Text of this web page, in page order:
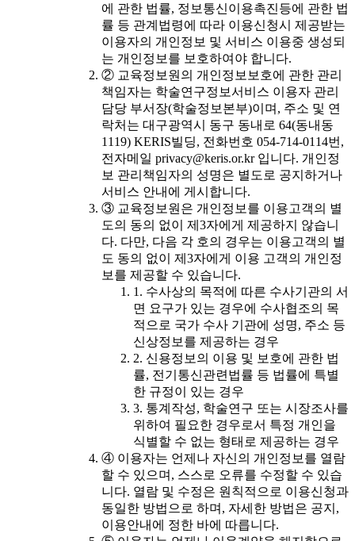
에 관한 법률, 정보통신이용촉진등에 관한 법
률 등 관계법령에 따라 이용신청시 제공받는
이용자의 개인정보 및 서비스 이용중 생성되
는 개인정보를 보호하여야 합니다.
② 교육정보원의 개인정보보호에 관한 관리
책임자는 학술연구정보서비스 이용자 관리
담당 부서장(학술정보본부)이며, 주소 및 연
락처는 대구광역시 동구 동내로 64(동내동
1119) KERIS빌딩, 전화번호 054-714-0114번,
전자메일 privacy@keris.or.kr 입니다. 개인정
보 관리책임자의 성명은 별도로 공지하거나
서비스 안내에 게시합니다.
③ 교육정보원은 개인정보를 이용고객의 별
도의 동의 없이 제3자에게 제공하지 않습니
다. 다만, 다음 각 호의 경우는 이용고객의 별
도 동의 없이 제3자에게 이용 고객의 개인정
보를 제공할 수 있습니다.
1. 수사상의 목적에 따른 수사기관의 서
면 요구가 있는 경우에 수사협조의 목
적으로 국가 수사 기관에 성명, 주소 등
신상정보를 제공하는 경우
2. 신용정보의 이용 및 보호에 관한 법
률, 전기통신관련법률 등 법률에 특별
한 규정이 있는 경우
3. 통계작성, 학술연구 또는 시장조사를
위하여 필요한 경우로서 특정 개인을
식별할 수 없는 형태로 제공하는 경우
④ 이용자는 언제나 자신의 개인정보를 열람
할 수 있으며, 스스로 오류를 수정할 수 있습
니다. 열람 및 수정은 원칙적으로 이용신청과
동일한 방법으로 하며, 자세한 방법은 공지,
이용안내에 정한 바에 따릅니다.